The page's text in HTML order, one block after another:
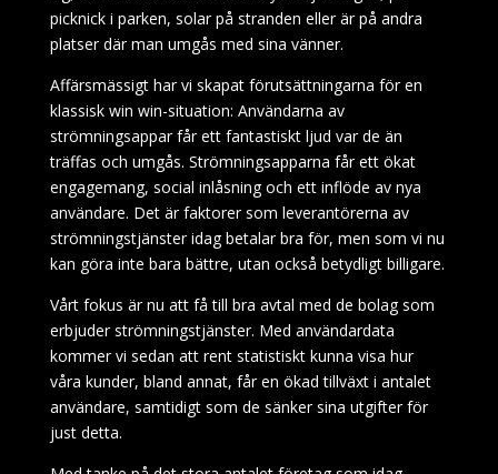
picknick i parken, solar på stranden eller är på andra
platser där man umgås med sina vänner.
Affärsmässigt har vi skapat förutsättningarna för en
klassisk win win-situation: Användarna av
strömningsappar får ett fantastiskt ljud var de än
träffas och umgås. Strömningsapparna får ett ökat
engagemang, social inlåsning och ett inflöde av nya
användare. Det är faktorer som leverantörerna av
strömningstjänster idag betalar bra för, men som vi nu
kan göra inte bara bättre, utan också betydligt billigare.
Vårt fokus är nu att få till bra avtal med de bolag som
erbjuder strömningstjänster. Med användardata
kommer vi sedan att rent statistiskt kunna visa hur
våra kunder, bland annat, får en ökad tillväxt i antalet
användare, samtidigt som de sänker sina utgifter för
just detta.